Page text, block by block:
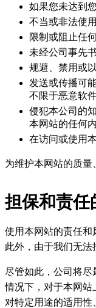
如果您未达到
不当或非法使
限制或阻止任
未经公司事先
规避、禁用或
发送或传播可
不限于恶意软
侵犯本公司的
本网站的任何内
在访问或使用
为维护本网站的质量
担保和责任
使用本网站的责任和
此外，由于我们无法
尽管如此，公司将尽
情况下，对于本网站
对特定用途的适用性